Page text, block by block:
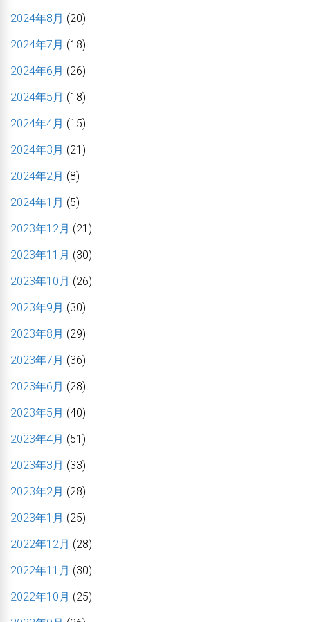
2024年8月 (20)
2024年7月 (18)
2024年6月 (26)
2024年5月 (18)
2024年4月 (15)
2024年3月 (21)
2024年2月 (8)
2024年1月 (5)
2023年12月 (21)
2023年11月 (30)
2023年10月 (26)
2023年9月 (30)
2023年8月 (29)
2023年7月 (36)
2023年6月 (28)
2023年5月 (40)
2023年4月 (51)
2023年3月 (33)
2023年2月 (28)
2023年1月 (25)
2022年12月 (28)
2022年11月 (30)
2022年10月 (25)